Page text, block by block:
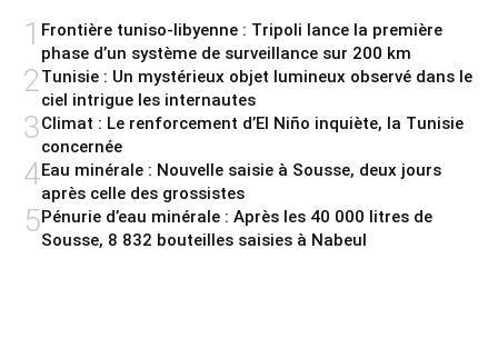
1 Frontière tuniso-libyenne : Tripoli lance la première
phase d’un système de surveillance sur 200 km
2Tunisie : Un mystérieux objet lumineux observé dans le
ciel intrigue les internautes
3Climat : Le renforcement d’El Niño inquiète, la Tunisie
concernée
4Eau minérale : Nouvelle saisie à Sousse, deux jours
après celle des grossistes
5Pénurie d’eau minérale : Après les 40 000 litres de
Sousse, 8 832 bouteilles saisies à Nabeul